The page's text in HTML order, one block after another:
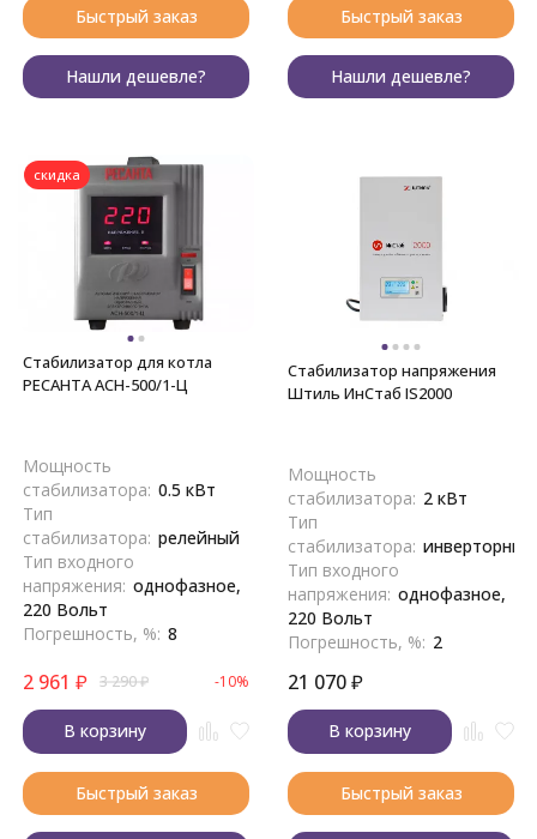
Быстрый заказ
Нашли дешевле?
Быстрый заказ
Нашли дешевле?
скидка
Стабилизатор для котла
РЕСАНТА АСН-500/1-Ц
Мощность
стабилизатора: 0.5 кВт
Тип
стабилизатора: релейный
Тип входного
напряжения: однофазное,
220 Вольт
Погрешность, %: 8
2 961 ₽ 3 290₽ -10%
В корзину
Быстрый заказ
Стабилизатор напряжения
Штиль ИнСтаб IS2000
Мощность
стабилизатора: 2 кВт
Тип
стабилизатора: инверторный
Тип входного
напряжения: однофазное,
220 Вольт
Погрешность, %: 2
21 070₽
В корзину
Быстрый заказ